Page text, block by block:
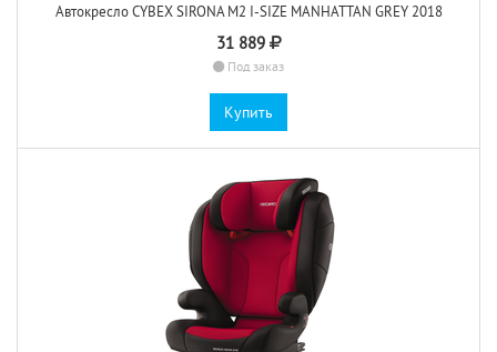
Автокресло CYBEX SIRONA M2 I-SIZE MANHATTAN GREY 2018
31 889
Под заказ
Купить